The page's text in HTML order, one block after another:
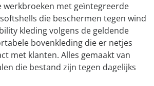
werkbroeken met geïntegreerde
die beschermen tegen wind
kleding volgens de geldende
bovenkleding die er netjes
met klanten. Alles gemaakt van
die bestand zijn tegen dagelijks